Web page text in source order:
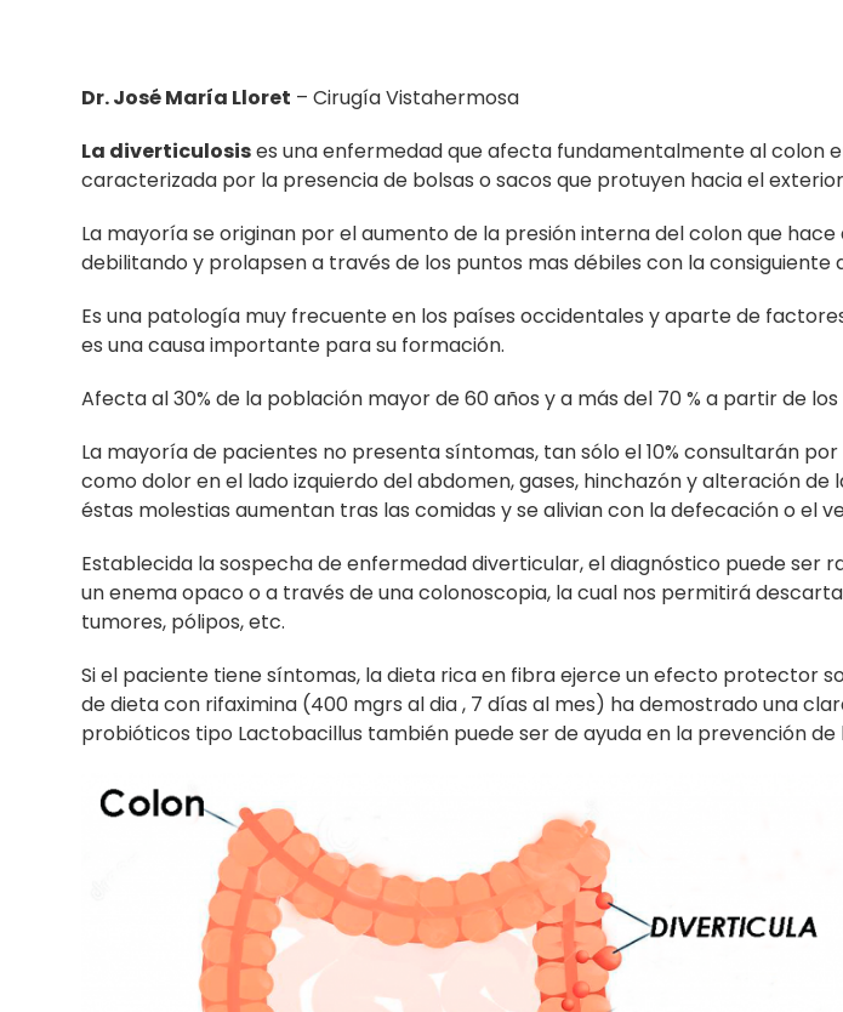
Dr. José María Lloret – Cirugía Vistahermosa
La diverticulosises una enfermedad que afecta fundamentalmente al colon
caracterizada por la presencia de bolsas o sacos que protuyen hacia el
La mayoría se originan por el aumento de la presión interna del colon que
debilitando y prolapsen a través de los puntos mas débiles con la consiguiente
Es una patología muy frecuente en los países occidentales y aparte de
es una causa importante para su formación.
Afecta al 30% de la población mayor de 60 años y a más del 70 % a partir de los
La mayoría de pacientes no presenta síntomas, tan sólo el 10% consultarán
como dolor en el lado izquierdo del abdomen, gases, hinchazón y alteración de
éstas molestias aumentan tras las comidas y se alivian con la defecación o el
Establecida la sospecha de enfermedad diverticular, el diagnóstico puede ser
un enema opaco o a través de una colonoscopia, la cual nos permitirá
tumores, pólipos, etc.
Si el paciente tiene síntomas, la dieta rica en fibra ejerce un efecto protector
de dieta con rifaximina (400 mgrs al dia , 7 días al mes) ha demostrado una
probióticos tipo Lactobacillus también puede ser de ayuda en la prevención de